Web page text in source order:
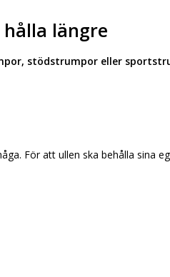
längre
stödstrumpor eller
För att ullen ska behålla sina